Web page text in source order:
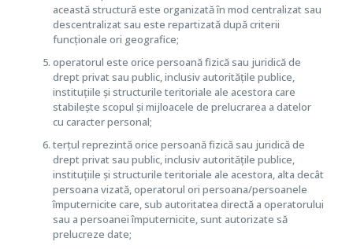
această structură este organizată în mod centralizat sau
descentralizat sau este repartizată după criterii
funcționale ori geografice;
operatorul este orice persoană fizică sau juridică de
drept privat sau public, inclusiv autoritățile publice,
instituțiile și structurile teritoriale ale acestora care
stabilește scopul și mijloacele de prelucrarea a datelor
cu caracter personal;
terțul reprezintă orice persoană fizică sau juridică de
drept privat sau public, inclusiv autoritățile publice,
instituțiile și structurile teritoriale ale acestora, alta decât
persoana vizată, operatorul ori persoana/persoanele
împuternicite care, sub autoritatea directă a operatorului
sau a persoanei împuternicite, sunt autorizate să
prelucreze date;